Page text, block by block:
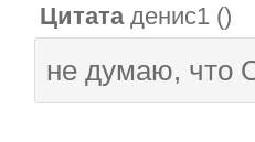
Цитата денис1 ()
не думаю, что